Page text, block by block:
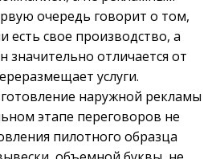
очередь говорит о том,
есть свое производство, а
значительно отличается от
услуги.
наружной рекламы
этапе переговоров не
пилотного образца